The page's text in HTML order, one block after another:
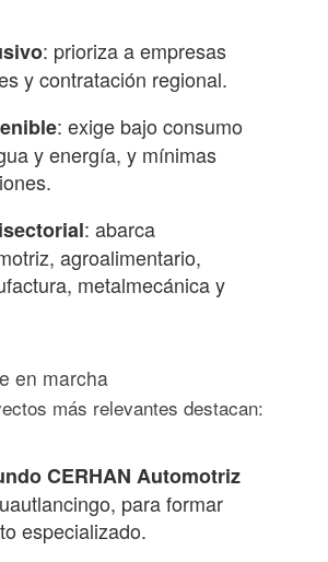
: prioriza a empresas
y contratación regional.
: exige bajo consumo
y energía, y mínimas
: abarca
agroalimentario,
metalmecánica y
en marcha
más relevantes destacan:
CERHAN Automotriz
para formar
especializado.